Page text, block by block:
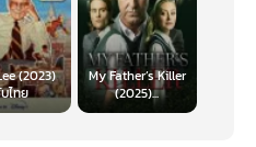
27 พ.ค. ปีนี้ ยังไม่รู้สถานะลูกผีลูกคนว่า
นอีก แต่ถึงอย่างนั้นนักข่าวที่มีโอกาสได้
รนไชส์และผู้อำนวยการสร้างถึง Fast
าคปิดตำนาน Fast เสียที ซึ่งวินก็ได้
(2023)
ไทย
My Father’s Killer
(2025)...